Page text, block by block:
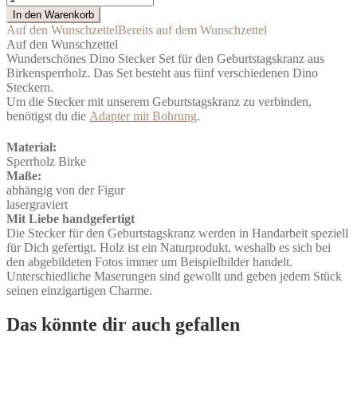
tlg.
Stecker
Dino
Set
Holz
Menge
In den Warenkorb
Auf den WunschzettelBereits auf dem Wunschzettel
Auf den Wunschzettel
Wunderschönes Dino Stecker Set für den Geburtstagskranz aus
Birkensperrholz. Das Set besteht aus fünf verschiedenen Dino
Steckern.
Um die Stecker mit unserem Geburtstagskranz zu verbinden,
benötigst du die Adapter mit Bohrung.
Material:
Sperrholz Birke
Maße:
abhängig von der Figur
lasergraviert
Mit Liebe handgefertigt
Die Stecker für den Geburtstagskranz werden in Handarbeit speziell
für Dich gefertigt. Holz ist ein Naturprodukt, weshalb es sich bei
den abgebildeten Fotos immer um Beispielbilder handelt.
Unterschiedliche Maserungen sind gewollt und geben jedem Stück
seinen einzigartigen Charme.
Das könnte dir auch gefallen